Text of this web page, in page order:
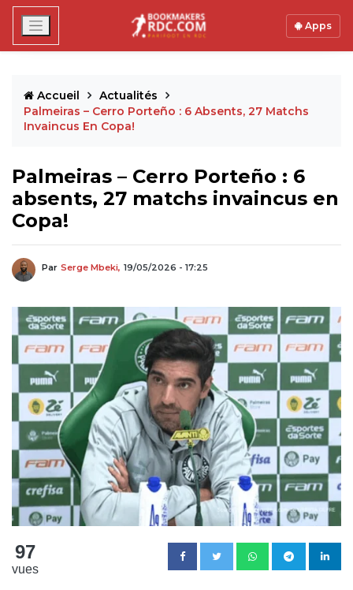
Apps
Accueil
Actualités
Palmeiras – Cerro Porteño : 6 Absents, 27 Matchs
Invaincus En Copa!
Palmeiras – Cerro Porteño : 6
absents, 27 matchs invaincus en
Copa!
Par Serge Mbeki, 19/05/2026 - 17:25
97
vues